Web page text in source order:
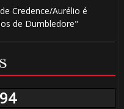
Credence/Aurélio é
de Dumbledore"